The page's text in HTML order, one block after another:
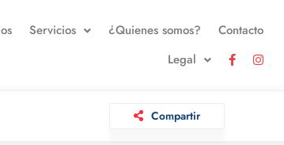
Servicios ¿Quienes somos?
Contacto
Legal
Compartir